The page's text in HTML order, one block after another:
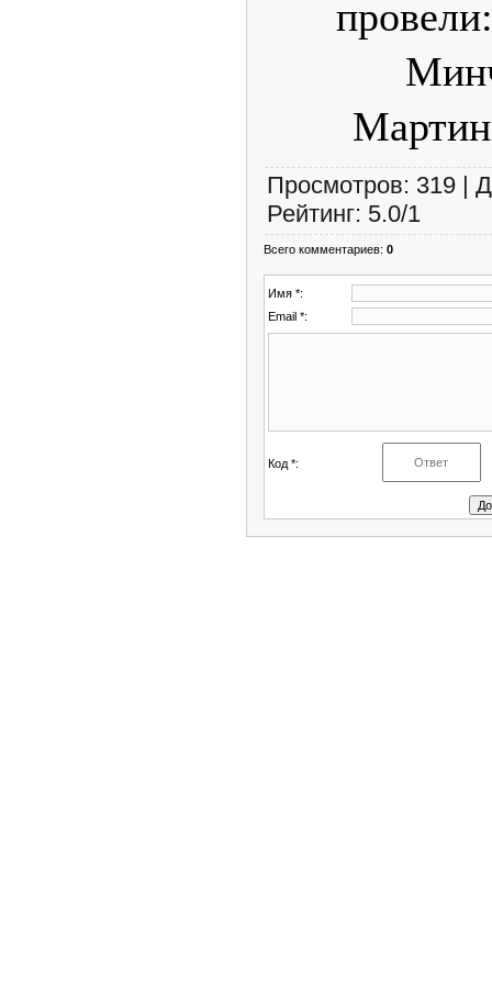
Просмотров: 319 |
Рейтинг: 5.0/1
Всего комментариев: 0
Имя *:
Email *:
Код *: